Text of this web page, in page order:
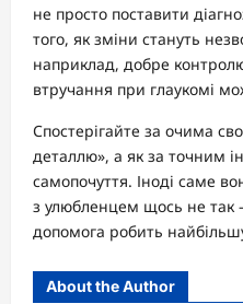
не просто поставити
того, як зміни стануть
наприклад, добре
втручання при глаукомі
Спостерігайте за очима
деталлю», а як за точним
самопочуття. Іноді саме
з улюбленцем щось не так
допомога робить
About the Author